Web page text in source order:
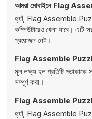
আমরা মোবাইলে Flag
হ্যাঁ, Flag Assemble
কম্পিউটারেও খেলা যাবে। এটি
প্রয়োজন নেই।
Flag Assemble Puzzle
মূল লক্ষ্য হল প্রতিটি পতাকাকে
সম্পূর্ণ করা।
Flag Assemble Puzzle
হ্যাঁ, Flag Assemble